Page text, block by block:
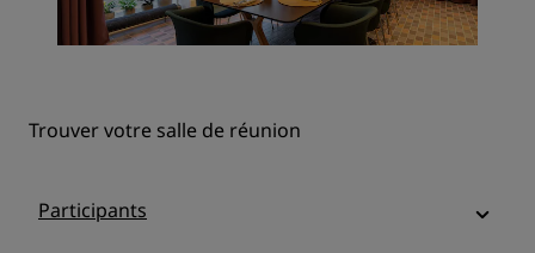
Trouver votre salle de réunion
Participants